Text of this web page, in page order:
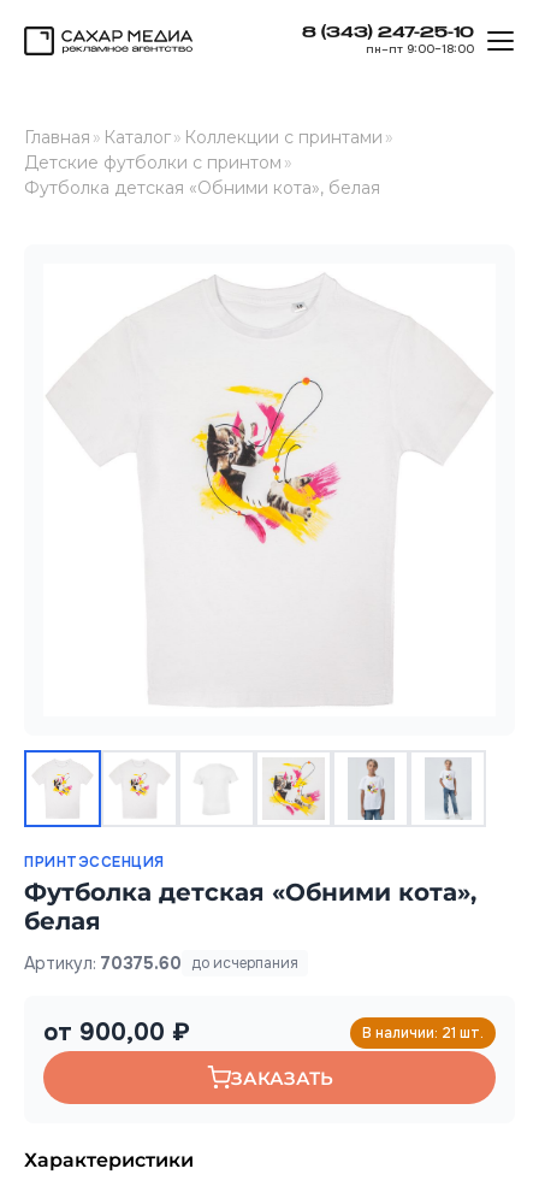
8 (343) 247-25-10
пн–пт 9:00–18:00
Главная » Каталог» Коллекции с принтами »
Детские футболки с принтом »
Футболка детская «Обними кота», белая
ПРИНТЭССЕНЦИЯ
Футболка детская «Обними кота»,
белая
Артикул: 70375.60 до исчерпания
от 900,00 ₽ В наличии: 21 шт.
ЗАКАЗАТЬ
Характеристики